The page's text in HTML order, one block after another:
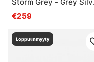
Storm Grey - Grey
Mirror 580G
€259
Loppuunmyyty